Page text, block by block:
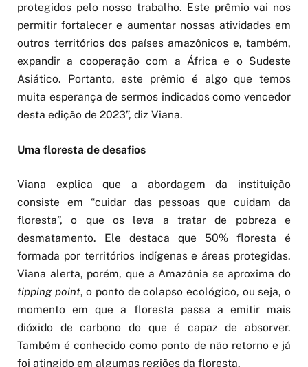
protegidos pelo nosso trabalho. Este prêmio vai nos
permitir fortalecer e aumentar nossas atividades em
outros territórios dos países amazônicos e, também,
expandir a cooperação com a África e o Sudeste
Asiático. Portanto, este prêmio é algo que temos
muita esperança de sermos indicados como vencedor
desta edição de 2023”, diz Viana.
Uma floresta de desafios
Viana explica que a abordagem da instituição
consiste em “cuidar das pessoas que cuidam da
floresta”, o que os leva a tratar de pobreza e
desmatamento. Ele destaca que 50% floresta é
formada por territórios indígenas e áreas protegidas.
Viana alerta, porém, que a Amazônia se aproxima do
tipping point, o ponto de colapso ecológico, ou seja, o
momento em que a floresta passa a emitir mais
dióxido de carbono do que é capaz de absorver.
Também é conhecido como ponto de não retorno e já
foi atingido em algumas regiões da floresta.